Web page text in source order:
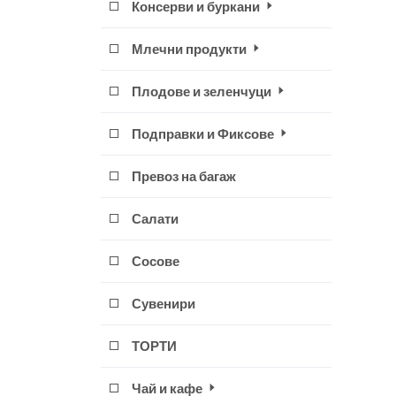
Консерви и буркани
Млечни продукти
Плодове и зеленчуци
Подправки и Фиксове
Превоз на багаж
Салати
Сосове
Сувенири
ТОРТИ
Чай и кафе